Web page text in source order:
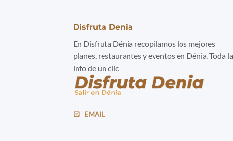
Disfruta Denia
En Disfruta Dénia recopilamos los mejores
planes, restaurantes y eventos en Dénia. Toda la
info de un clic
EMAIL